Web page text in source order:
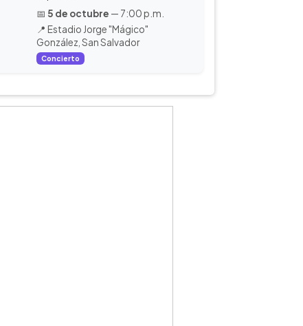
📅 5 de octubre — 7:00 p.m.
📍 Estadio Jorge "Mágico"
González, San Salvador
Concierto